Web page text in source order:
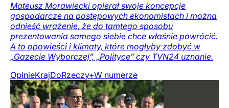
Mateusz Morawiecki opierał swoje koncepcje
gospodarcze na postępowych ekonomistach i można
odnieść wrażenie, że do tamtego sposobu
prezentowania samego siebie chce właśnie powrócić.
A to opowieści i klimaty, które mogłyby zdobyć w
„Gazecie Wyborczej”, „Polityce” czy TVN24 uznanie.
OpinieKrajDoRzeczy+W numerze